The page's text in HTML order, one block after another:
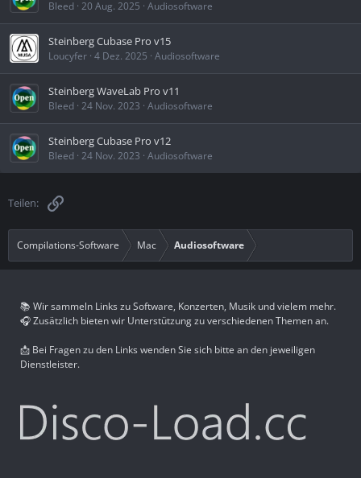
Bleed 20 Aug. 2025 Audiosoftware
Steinberg Cubase Pro v15
Loucyfer 4 Dez. 2025 Audiosoftware
Steinberg WaveLab Pro v11
Bleed 24 Nov. 2023 Audiosoftware
Steinberg Cubase Pro v12
Bleed 24 Nov. 2023 Audiosoftware
Teilen: Link
Compilations-Software Mac Audiosoftware
📚 Wir sammeln Links zu Software, Konzerten, Musik und vielem mehr.
🎧 Zusätzlich bieten wir Unterstützung zu verschiedenen Themen an.
📩 Bei Fragen zu den Links wenden Sie sich bitte an den jeweiligen
Dienstleister.